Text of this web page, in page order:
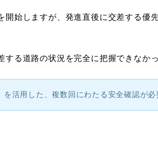
始しますが、発進直後に交差する優
る道路の状況を完全に把握できなか
活用した、複数回にわたる安全確認が必